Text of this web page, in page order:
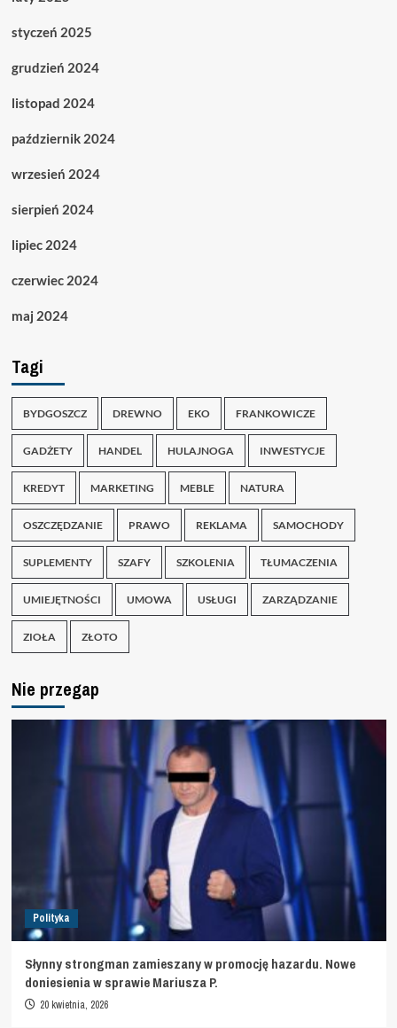
styczeń 2025
grudzień 2024
listopad 2024
październik 2024
wrzesień 2024
sierpień 2024
lipiec 2024
czerwiec 2024
maj 2024
Tagi
BYDGOSZCZ DREWNO EKO FRANKOWICZE
GADŻETY HANDEL HULAJNOGA INWESTYCJE
KREDYT MARKETING MEBLE NATURA
OSZCZĘDZANIE PRAWO REKLAMA SAMOCHODY
SUPLEMENTY SZAFY SZKOLENIA TŁUMACZENIA
UMIEJĘTNOŚCI UMOWA USŁUGI ZARZĄDZANIE
ZIOŁA ZŁOTO
Nie przegap
Polityka
Słynny strongman zamieszany w promocję hazardu. Nowe
doniesienia w sprawie Mariusza P.
20 kwietnia, 2026